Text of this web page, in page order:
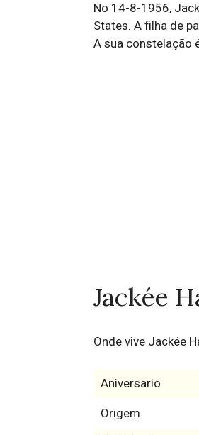
No 14-8-1956,
States. A filha de
A sua constelação
Jackée
Onde vive Jackée
Aniversario
Origem